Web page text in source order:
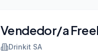
Vendedor/a
Drinkit SA